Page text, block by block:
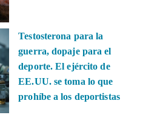
Testosterona para la
guerra, dopaje para el
deporte. El ejército de
EE.UU. se toma lo que
prohíbe a los deportistas